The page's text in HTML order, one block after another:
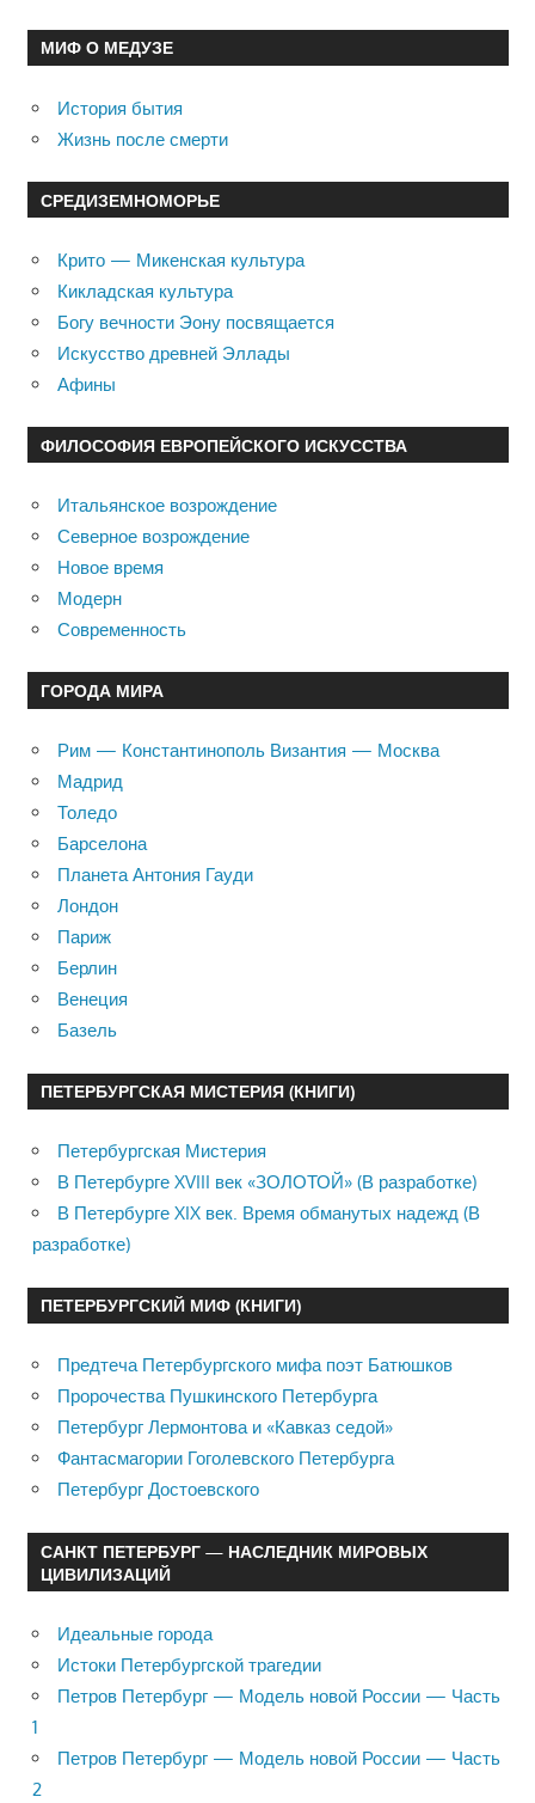
МИФ О МЕДУЗЕ
История бытия
Жизнь после смерти
СРЕДИЗЕМНОМОРЬЕ
Крито — Микенская культура
Кикладская культура
Богу вечности Эону посвящается
Искусство древней Эллады
Афины
ФИЛОСОФИЯ ЕВРОПЕЙСКОГО ИСКУССТВА
Итальянское возрождение
Северное возрождение
Новое время
Модерн
Современность
ГОРОДА МИРА
Рим — Константинополь Византия — Москва
Мадрид
Толедо
Барселона
Планета Антония Гауди
Лондон
Париж
Берлин
Венеция
Базель
ПЕТЕРБУРГСКАЯ МИСТЕРИЯ (КНИГИ)
Петербургская Мистерия
В Петербурге XVIII век «ЗОЛОТОЙ» (В разработке)
В Петербурге XIX век. Время обманутых надежд (В
разработке)
ПЕТЕРБУРГСКИЙ МИФ (КНИГИ)
Предтеча Петербургского мифа поэт Батюшков
Пророчества Пушкинского Петербурга
Петербург Лермонтова и «Кавказ седой»
Фантасмагории Гоголевского Петербурга
Петербург Достоевского
САНКТ ПЕТЕРБУРГ — НАСЛЕДНИК МИРОВЫХ
ЦИВИЛИЗАЦИЙ
Идеальные города
Истоки Петербургской трагедии
Петров Петербург — Модель новой России — Часть
1
Петров Петербург — Модель новой России — Часть
2